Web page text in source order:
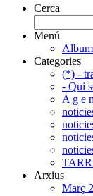
Cerca
Menú
Categories
(*) -
- Qui
A g e
Arxius
Març